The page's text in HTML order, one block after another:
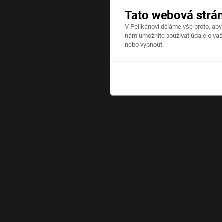
Tato webová
V Pelikánovi děláme vše proto,
nám umožníte používat údaje o
nebo vypnout.